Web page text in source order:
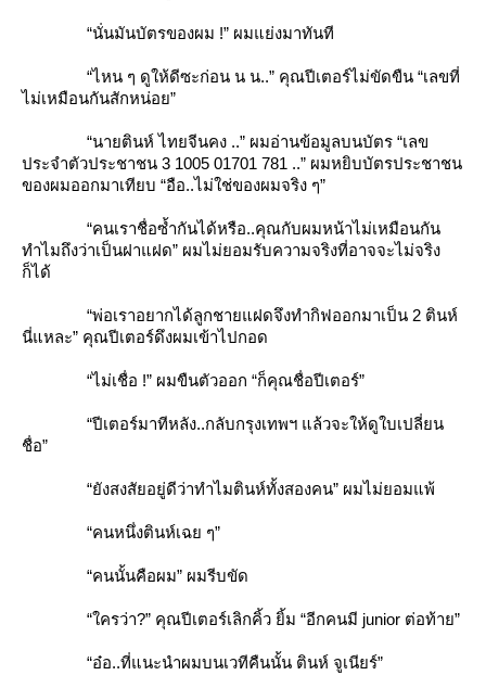
“นั่นมันบัตรของผม !” ผมแย่งมาทันที
“ไหน ๆ ดูให้ดีซะก่อน น น..” คุณปีเตอร์ไม่ขัดขืน “เลขที่
ไม่เหมือนกันสักหน่อย”
“นายตินห์ ไทยจีนคง ..” ผมอ่านข้อมูลบนบัตร “เลข
ประจำตัวประชาชน 3 1005 01701 781 ..” ผมหยิบบัตรประชาชน
ของผมออกมาเทียบ “อือ..ไม่ใช่ของผมจริง ๆ”
“คนเราชื่อซ้ำกันได้หรือ..คุณกับผมหน้าไม่เหมือนกัน
ทำไมถึงว่าเป็นฝาแฝด” ผมไม่ยอมรับความจริงที่อาจจะไม่จริง
ก็ได้
“พ่อเราอยากได้ลูกชายแฝดจึงทำกิฟออกมาเป็น 2 ตินห์
นี่แหละ” คุณปีเตอร์ดึงผมเข้าไปกอด
“ไม่เชื่อ !” ผมขืนตัวออก “ก็คุณชื่อปีเตอร์”
“ปีเตอร์มาทีหลัง..กลับกรุงเทพฯ แล้วจะให้ดูใบเปลี่ยน
ชื่อ”
“ยังสงสัยอยู่ดีว่าทำไมตินห์ทั้งสองคน” ผมไม่ยอมแพ้
“คนหนึ่งตินห์เฉย ๆ”
“คนนั้นคือผม” ผมรีบขัด
“ใครว่า?” คุณปีเตอร์เลิกคิ้ว ยิ้ม “อีกคนมี junior ต่อท้าย”
“อ๋อ..ที่แนะนำผมบนเวทีคืนนั้น ตินห์ จูเนียร์”